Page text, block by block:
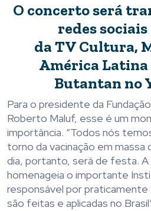
O concerto será
redes sociais
daTV Cultura,
América Latina
Butantan no
Para o presidente da
Roberto Maluf, esse é um
importância. “Todos nós
torno da vacinação em massa
dia, portanto, será de festa. A
homenageia o importante
responsável por praticamente
são feitas e aplicadas no